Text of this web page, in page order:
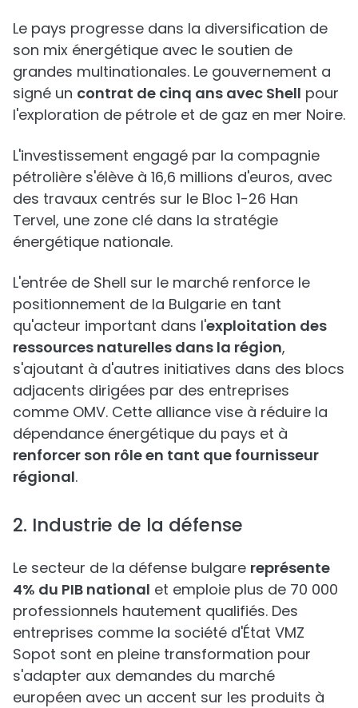
Le pays progresse dans la diversification de
son mix énergétique avec le soutien de
grandes multinationales. Le gouvernement a
signé un contrat de cinq ans avec Shell pour
l'exploration de pétrole et de gaz en mer Noire.
L'investissement engagé par la compagnie
pétrolière s'élève à 16,6 millions d'euros, avec
des travaux centrés sur le Bloc 1-26 Han
Tervel, une zone clé dans la stratégie
énergétique nationale.
L'entrée de Shell sur le marché renforce le
positionnement de la Bulgarie en tant
qu'acteur important dans l'exploitation des
ressources naturelles dans la région,
s'ajoutant à d'autres initiatives dans des blocs
adjacents dirigées par des entreprises
comme OMV. Cette alliance vise à réduire la
dépendance énergétique du pays et à
renforcer son rôle en tant que fournisseur
régional.
2. Industrie de la défense
Le secteur de la défense bulgare représente
4% du PIB national et emploie plus de 70 000
professionnels hautement qualifiés. Des
entreprises comme la société d'État VMZ
Sopot sont en pleine transformation pour
s'adapter aux demandes du marché
européen avec un accent sur les produits à